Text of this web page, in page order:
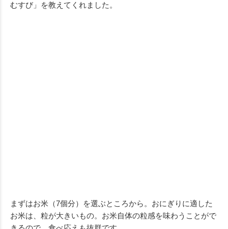
むすび」を教えてくれました。
まずはお米（7個分）を選ぶところから。おにぎりに適した
お米は、粒が大きいもの。お米自体の粒感を味わうことがで